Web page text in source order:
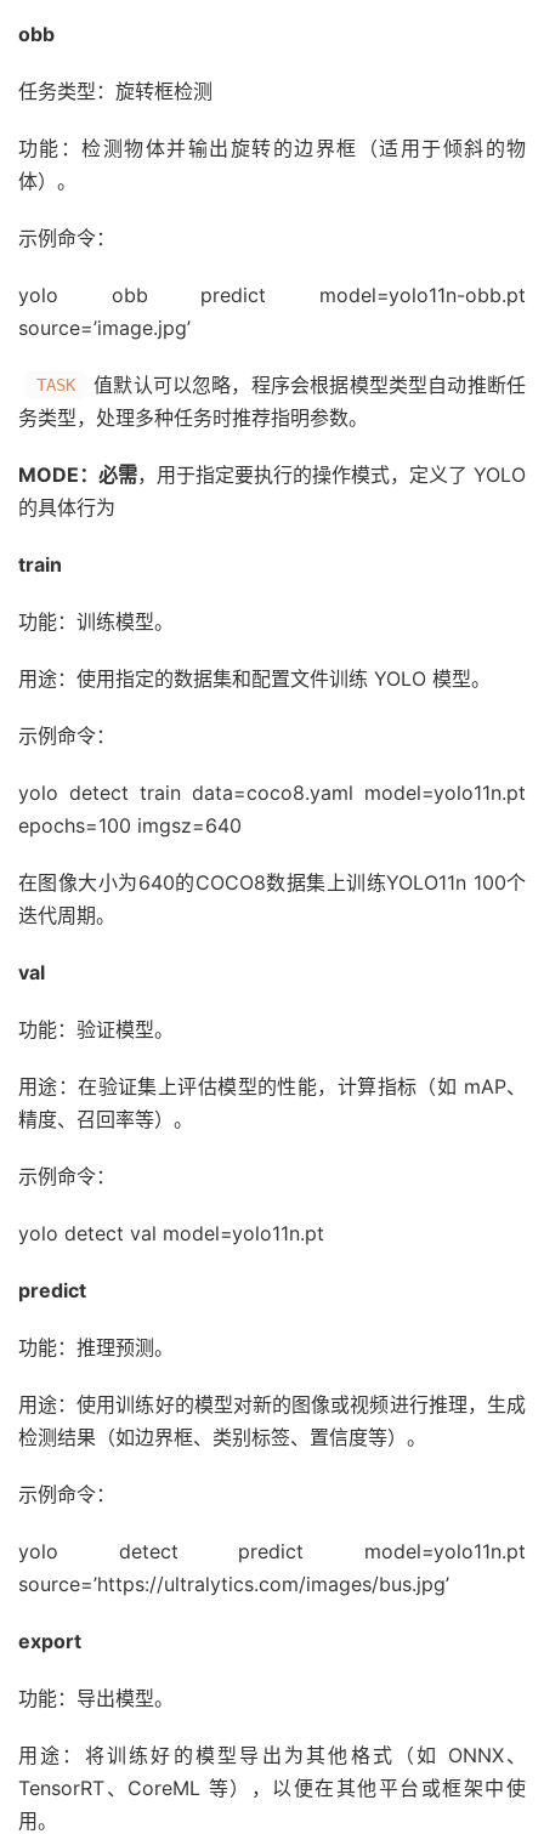
obb
任务类型：旋转框检测
功能：检测物体并输出旋转的边界框（适用于倾斜的物
体）。
示例命令：
yolo obb predict model=yolo11n-obb.pt
source=’image.jpg’
TASK
值默认可以忽略，程序会根据模型类型自动推断任
务类型，处理多种任务时推荐指明参数。
MODE： 必需，用于指定要执行的操作模式，定义了 YOLO
的具体行为
train
功能：训练模型。
用途：使用指定的数据集和配置文件训练 YOLO 模型。
示例命令：
yolo detect train data=coco8.yaml model=yolo11n.pt
epochs=100 imgsz=640
在图像大小为640的COCO8数据集上训练YOLO11n 100个
迭代周期。
val
功能：验证模型。
用途：在验证集上评估模型的性能，计算指标（如 mAP、
精度、召回率等）。
示例命令：
yolo detect val model=yolo11n.pt
predict
功能：推理预测。
用途：使用训练好的模型对新的图像或视频进行推理，生成
检测结果（如边界框、类别标签、置信度等）。
示例命令：
yolo detect predict model=yolo11n.pt
source=’https://ultralytics.com/images/bus.jpg’
export
功能：导出模型。
用途：将训练好的模型导出为其他格式（如 ONNX、
TensorRT、CoreML 等），以便在其他平台或框架中使
用。